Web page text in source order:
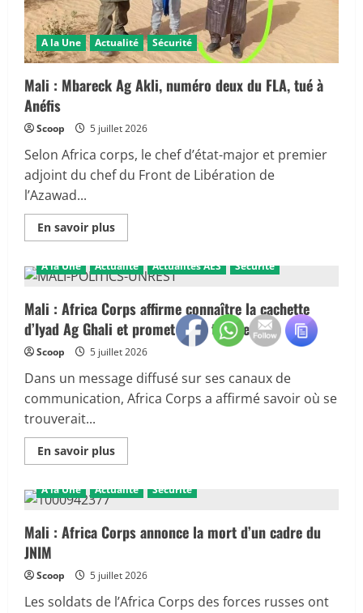
A la Une Actualité Sécurité
Mali : Mbareck Ag Akli, numéro deux du FLA, tué à
Anéfis
Scoop 5 juillet 2026
Selon Africa corps, le chef d’état-major et premier
adjoint du chef du Front de Libération de
l’Azawad...
En savoir plusEn
savoir
Mali
:
Ag
Akli,
numéro
deux
du
tué
à
Anéfis
A la Une Actualité Actualités AES Sécurité
Mali : Africa Corps affirme connaître la cachette
d’Iyad Ag Ghali et promet de le traquer
Scoop 5 juillet 2026
Dans un message diffusé sur ses canaux de
communication, Africa Corps a affirmé savoir où se
trouverait...
En savoir plusEn
savoir
Mali
Corps
affirme
cachette
Ag
Ghali
A la Une Actualité Sécurité
Mali : Africa Corps annonce la mort d’un cadre du
JNIM
Scoop 5 juillet 2026
Les soldats de l’Africa Corps des forces russes ont